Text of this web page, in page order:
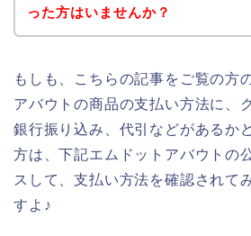
った方はいませんか？
もしも、こちらの記事をご覧の方
アバウトの商品の支払い方法に、
銀行振り込み、代引などがあるか
方は、下記エムドットアバウトの
スして、支払い方法を確認されて
すよ♪